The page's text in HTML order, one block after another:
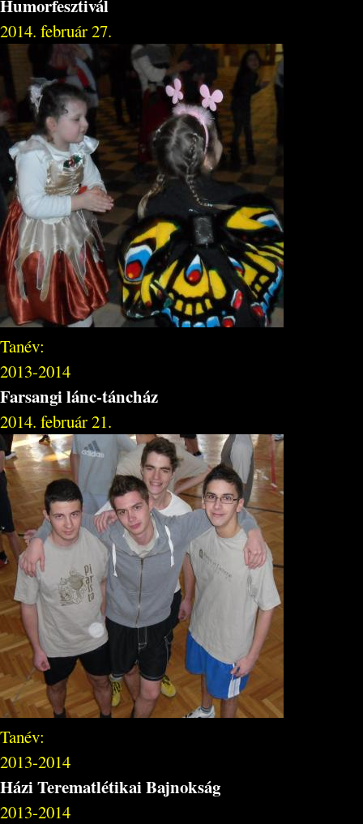
Humorfesztivál
2014. február 27.
Tanév:
2013-2014
Farsangi lánc-táncház
2014. február 21.
Tanév:
2013-2014
Házi Terematlétikai Bajnokság
2013-2014